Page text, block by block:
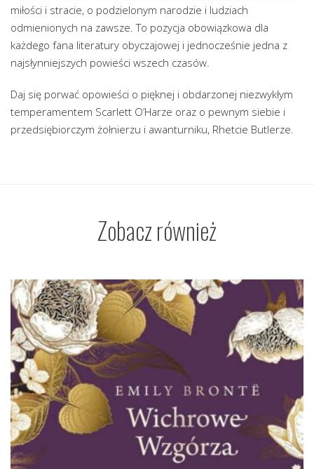
miłości i stracie, o podzielonym narodzie i ludziach
odmienionych na zawsze. To pozycja obowiązkowa dla
każdego fana literatury obyczajowej i jednocześnie jedna z
najsłynniejszych powieści wszech czasów.
Daj się porwać opowieści o pięknej i obdarzonej niezwykłym
temperamentem Scarlett O’Harze oraz o pewnym siebie i
przedsiębiorczym żołnierzu i awanturniku, Rhetcie Butlerze.
Zobacz również